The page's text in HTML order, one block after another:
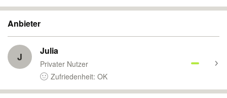
Anbieter
J Julia
Privater Nutzer
Zufriedenheit: OK